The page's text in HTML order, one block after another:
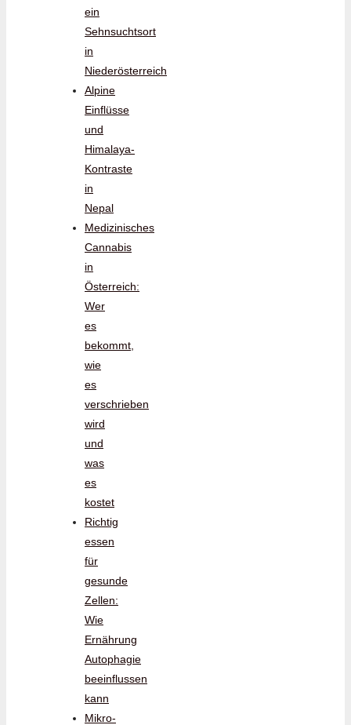
ein
Sehnsuchtsort
in
Niederösterreich
Alpine
Einflüsse
und
Himalaya-
Kontraste
in
Nepal
Medizinisches
Cannabis
in
Österreich:
Wer
es
bekommt,
wie
es
verschrieben
wird
und
was
es
kostet
Richtig
essen
für
gesunde
Zellen:
Wie
Ernährung
Autophagie
beeinflussen
kann
Mikro-